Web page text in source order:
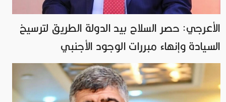
الأعرجي: حصر السلاح بيد الدولة الطريق لترسيخ
السيادة وإنهاء مبررات الوجود الأجنبي